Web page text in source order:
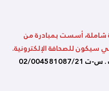
شاملة، أسست بمبادرة من
سيكون للصحافة الإلكترونية.
تصدر عن – وكالة الصحافة والإتصالات . س-ت 02/004581087/21